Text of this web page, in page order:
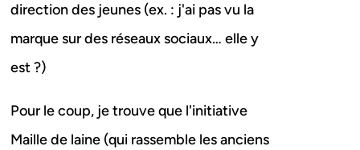
direction des jeunes (ex. : j'ai pas vu la
marque sur des réseaux sociaux… elle y
est ?)
Pour le coup, je trouve que l'initiative
Maille de laine (qui rassemble les anciens